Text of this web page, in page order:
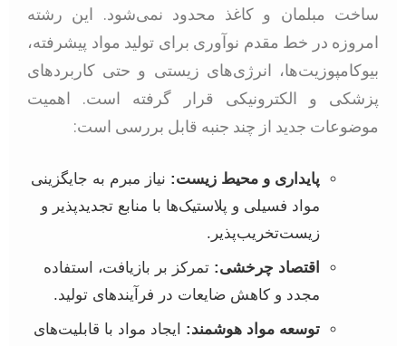
ساخت مبلمان و کاغذ محدود نمی‌شود. این رشته
امروزه در خط مقدم نوآوری برای تولید مواد پیشرفته،
بیوکامپوزیت‌ها، انرژی‌های زیستی و حتی کاربردهای
پزشکی و الکترونیکی قرار گرفته است. اهمیت
موضوعات جدید از چند جنبه قابل بررسی است:
پایداری و محیط زیست: نیاز مبرم به جایگزینی
مواد فسیلی و پلاستیک‌ها با منابع تجدیدپذیر و
زیست‌تخریب‌پذیر.
اقتصاد چرخشی: تمرکز بر بازیافت، استفاده
مجدد و کاهش ضایعات در فرآیندهای تولید.
توسعه مواد هوشمند: ایجاد مواد با قابلیت‌های